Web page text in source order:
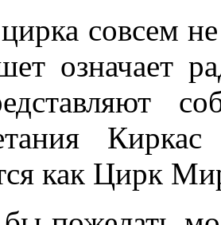
совсем
означает
как Цирк